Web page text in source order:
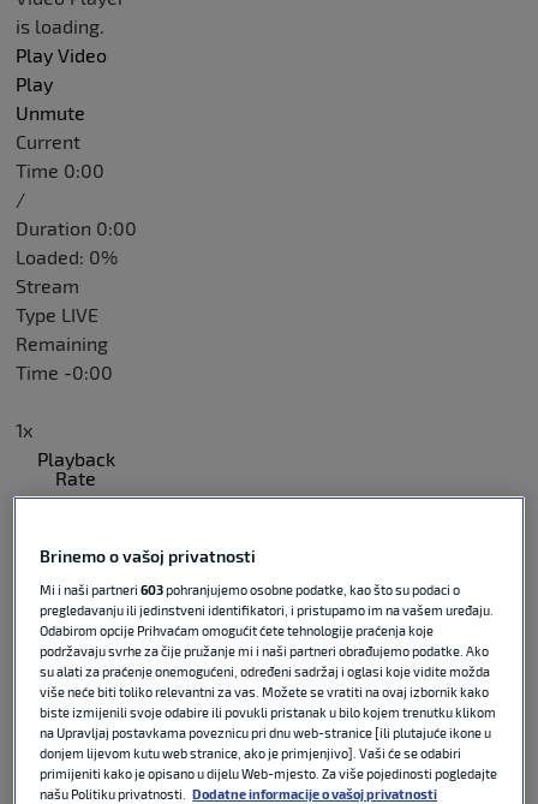
is loading.
Play Video
Play
Unmute
Current
Time 0:00
/
Duration 0:00
Loaded: 0%
Stream
Type LIVE
Remaining
Time -0:00
1x
Playback
Rate
Chapters
Descriptions
descriptions
off,
selected
Subtitles
subtitles
Brinemo o vašoj privatnosti
Mi i naši partneri603pohranjujemo osobne podatke, kao što su podaci o
pregledavanju ili jedinstveni identifikatori, i pristupamo im na vašem uređaju.
Odabirom opcije Prihvaćam omogućit ćete tehnologije praćenja koje
podržavaju svrhe za čije pružanje mi i naši partneri obrađujemo podatke. Ako
su alati za praćenje onemogućeni, određeni sadržaj i oglasi koje vidite možda
više neće biti toliko relevantni za vas. Možete se vratiti na ovaj izbornik kako
biste izmijenili svoje odabire ili povukli pristanak u bilo kojem trenutku klikom
na Upravljaj postavkama poveznicu pri dnu web-stranice [ili plutajuće ikone u
donjem lijevom kutu web stranice, ako je primjenjivo]. Vaši će se odabiri
primijeniti kako je opisano u dijelu Web-mjesto. Za više pojedinosti pogledajte
našu Politiku privatnosti.
Dodatne informacije o vašoj privatnosti